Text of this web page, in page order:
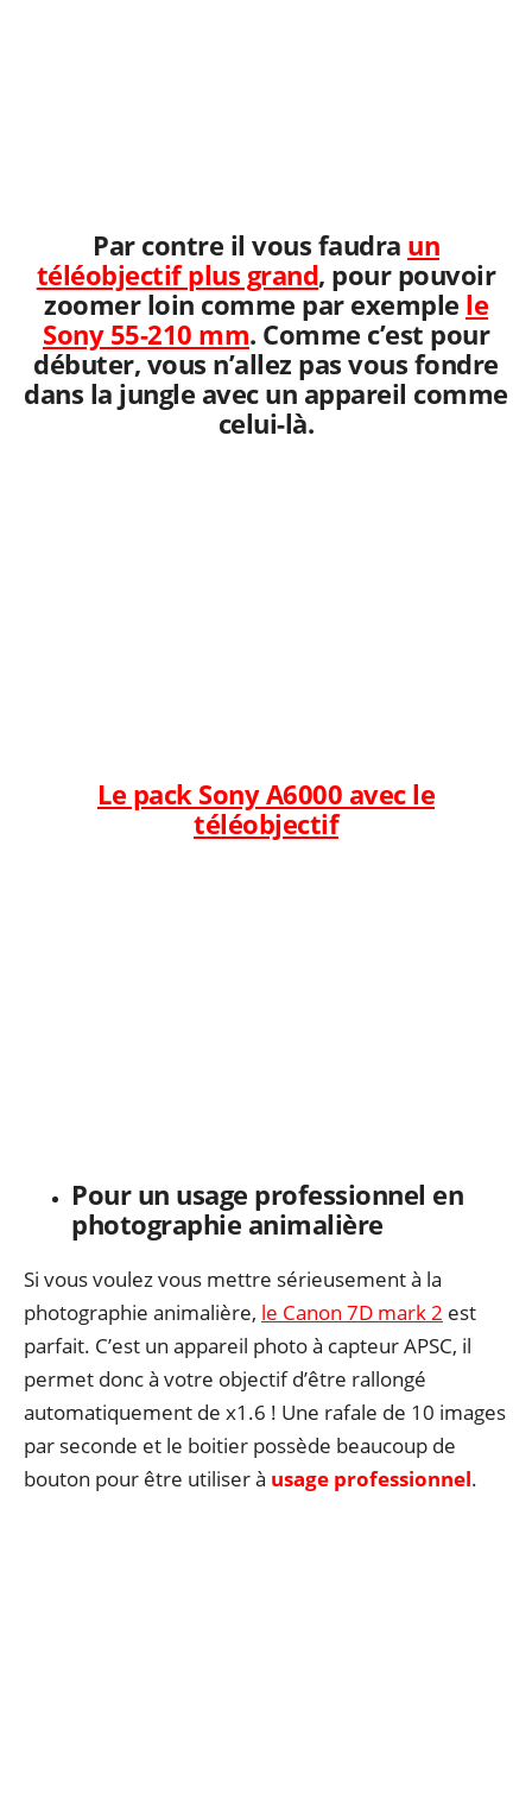
Par contre il vous faudra un
téléobjectif plus grand, pour pouvoir
zoomer loin comme par exemple le
Sony 55-210 mm. Comme c’est pour
débuter, vous n’allez pas vous fondre
dans la jungle avec un appareil comme
celui-là.
Le pack Sony A6000 avec le
téléobjectif
Pour un usage professionnel en
photographie animalière
Si vous voulez vous mettre sérieusement à la
photographie animalière, le Canon 7D mark 2 est
parfait. C’est un appareil photo à capteur APSC, il
permet donc à votre objectif d’être rallongé
automatiquement de x1.6 ! Une rafale de 10 images
par seconde et le boitier possède beaucoup de
bouton pour être utiliser à usage professionnel.